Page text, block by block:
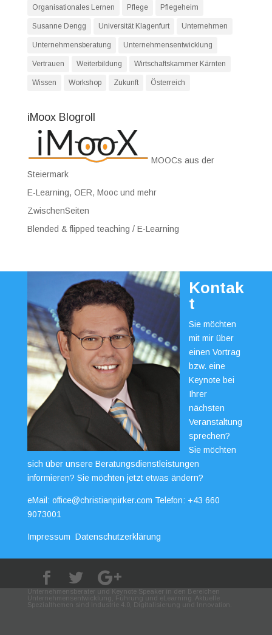
Organisationales Lernen Pflege Pflegeheim
Susanne Dengg Universität Klagenfurt Unternehmen
Unternehmensberatung Unternehmensentwicklung
Vertrauen Weiterbildung Wirtschaftskammer Kärnten
Wissen Workshop Zukunft Österreich
iMoox Blogroll
MOOCs aus der
Steiermark
E-Learning, OER, Mooc und mehr
ZwischenSeiten
Blended & flipped teaching / E-Learning
Kontak
t
Sie möchten
mit mir über
einen Vortrag
bzw. eine
Keynote bei
Ihrer
nächsten
Veranstaltung
sprechen?
Sie möchten
sich über unsere Beratungsdienstleistungen
informieren? Sie möchten jetzt etwas ändern?
eMail: office@christianpirker.com Telefon: +43 660
9073001
Impressum Datenschutzerklärung
Unternehmensberater und Keynote Speaker in den Bereichen
Unternehmensentwicklung, Führung und eLearning. Aktuelle
Spezialthemen sind Industrie 4.0, Digitalisierung und Innovation.